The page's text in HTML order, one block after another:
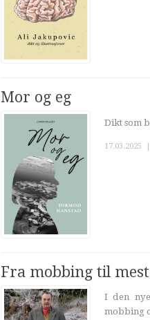
Mor og eg
Dikt som
17.03.2025 |
Fra mobbing til
I den
mobbing